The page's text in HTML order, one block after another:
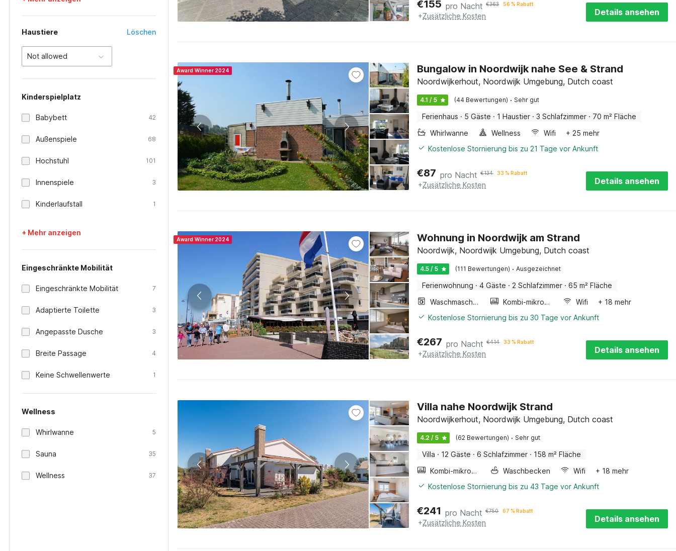
Haustiere Löschen
Not allowed
Kinderspielplatz
Babybett 42
Außenspiele 68
Hochstuhl 101
Innenspiele 3
Kinderlaufstall 1
+ Mehr anzeigen
Eingeschränkte Mobilität
Eingeschränkte Mobilität 7
Adaptierte Toilette 3
Angepasste Dusche 3
Breite Passage 4
Keine Schwellenwerte 1
Wellness
Whirlwanne 5
Sauna 35
Wellness 37
€155 pro Nacht €363 56 % Rabatt
+Zusätzliche Kosten Details ansehen
Award Winner 2024 Bungalow in Noordwijk nahe See & Strand
Noordwijkerhout, Noordwijk Umgebung, Dutch coast
4.1 / 5 (44 Bewertungen) · Sehr gut
Ferienhaus · 5 Gäste · 1 Haustier · 3 Schlafzimmer · 70 m² Fläche
Whirlwanne
Wellness Wifi
+ 25 mehr
Kostenlose Stornierung bis zu 21 Tage vor Ankunft
€87 pro Nacht €134 33 % Rabatt
+Zusätzliche Kosten Details ansehen
Award Winner 2024 Wohnung in Noordwijk am Strand
Noordwijk, Noordwijk Umgebung, Dutch coast
4.5 / 5 (111 Bewertungen) · Ausgezeichnet
Ferienwohnung · 4 Gäste · 2 Schlafzimmer · 65 m² Fläche
Waschmaschine
Kombi-mikrowelle Wifi
+ 18 mehr
Kostenlose Stornierung bis zu 30 Tage vor Ankunft
€267 pro Nacht €414 33 % Rabatt
+Zusätzliche Kosten Details ansehen
Villa nahe Noordwijk Strand
Noordwijkerhout, Noordwijk Umgebung, Dutch coast
4.2 / 5 (62 Bewertungen) · Sehr gut
Villa · 12 Gäste · 6 Schlafzimmer · 158 m² Fläche
Kombi-mikrowelle
Waschbecken Wifi
+ 18 mehr
Kostenlose Stornierung bis zu 43 Tage vor Ankunft
€241 pro Nacht €750 67 % Rabatt
+Zusätzliche Kosten Details ansehen